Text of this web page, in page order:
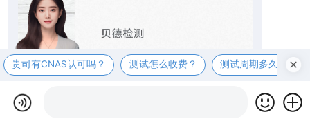
贵司有CNAS认可吗？ 测试怎么收费？ 测试周期多久？